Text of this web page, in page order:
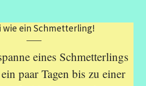
wie ein Schmetterling!
eines Schmetterlings
paar Tagen bis zu einer